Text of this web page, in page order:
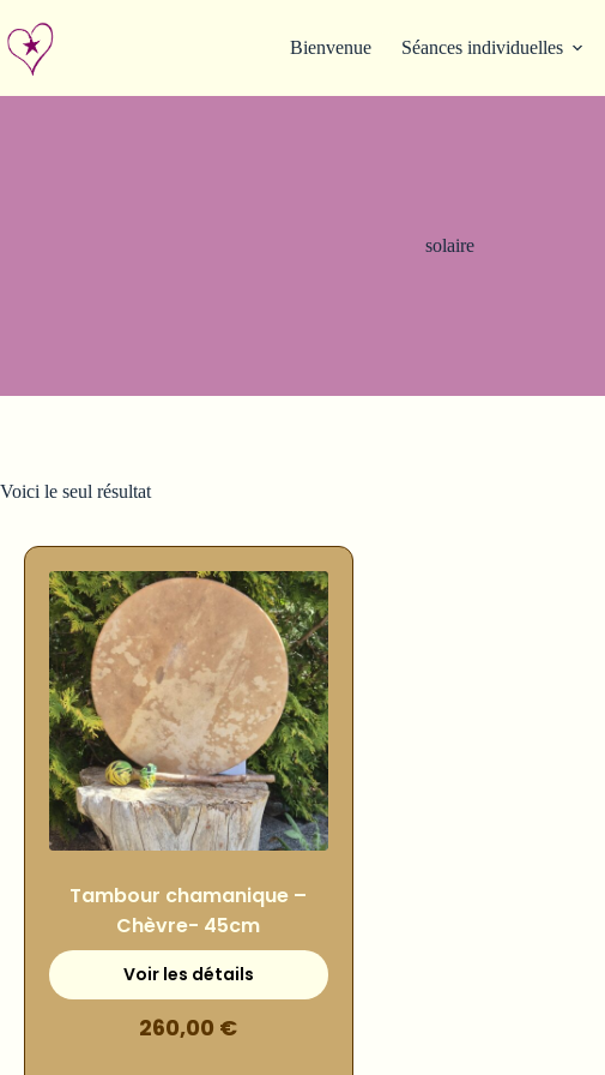
au
contenu
Bienvenue Séances individuelles
solaire
Voici le seul résultat
Tambour chamanique –
Chèvre- 45cm
260,00 €